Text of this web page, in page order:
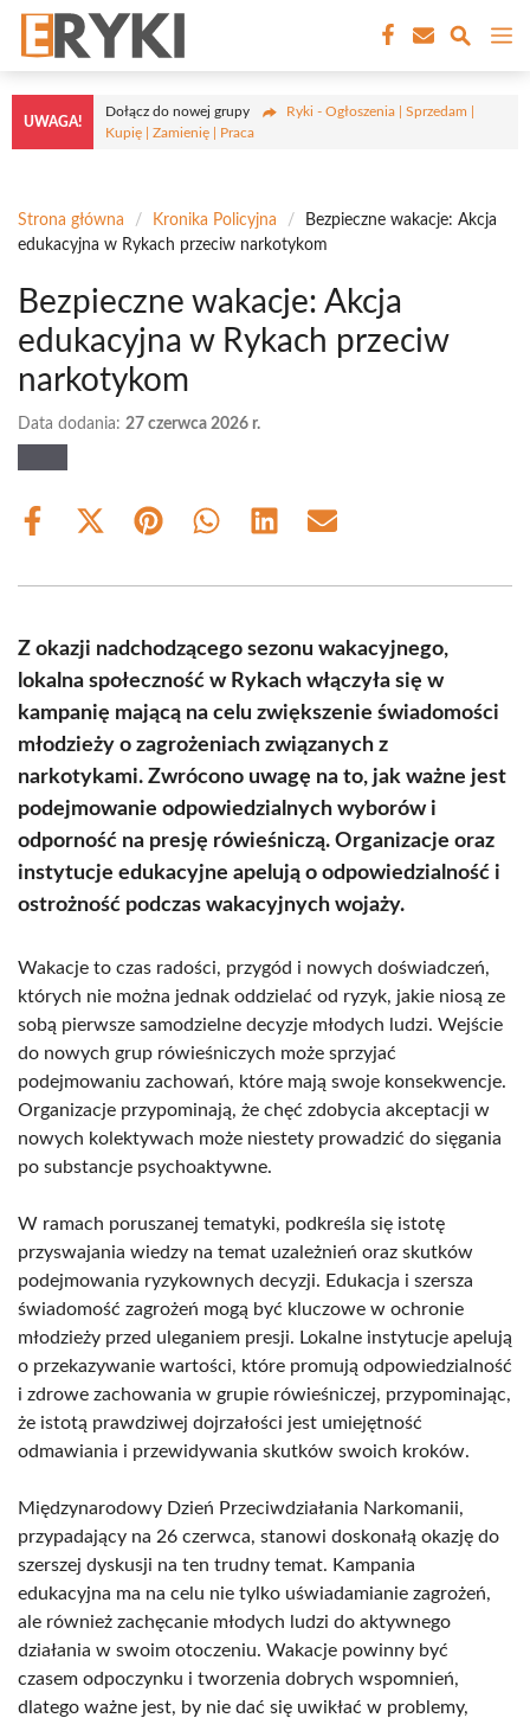
Przejdź
treści
UWAGA!
Dołącz do nowej grupy
Ryki - Ogłoszenia | Sprzedam |
Kupię | Zamienię | Praca
Strona główna / Kronika Policyjna /
Bezpieczne wakacje: Akcja
edukacyjna w Rykach przeciw narkotykom
Bezpieczne wakacje: Akcja
edukacyjna w Rykach przeciw
narkotykom
Data dodania: 27 czerwca 2026 r.
Share
Share
(Twitter)
Share Share Share Share
Z okazji nadchodzącego sezonu wakacyjnego,
lokalna społeczność w Rykach włączyła się w
kampanię mającą na celu zwiększenie świadomości
młodzieży o zagrożeniach związanych z
narkotykami. Zwrócono uwagę na to, jak ważne jest
podejmowanie odpowiedzialnych wyborów i
odporność na presję rówieśniczą. Organizacje oraz
instytucje edukacyjne apelują o odpowiedzialność i
ostrożność podczas wakacyjnych wojaży.
Wakacje to czas radości, przygód i nowych doświadczeń,
których nie można jednak oddzielać od ryzyk, jakie niosą ze
sobą pierwsze samodzielne decyzje młodych ludzi. Wejście
do nowych grup rówieśniczych może sprzyjać
podejmowaniu zachowań, które mają swoje konsekwencje.
Organizacje przypominają, że chęć zdobycia akceptacji w
nowych kolektywach może niestety prowadzić do sięgania
po substancje psychoaktywne.
W ramach poruszanej tematyki, podkreśla się istotę
przyswajania wiedzy na temat uzależnień oraz skutków
podejmowania ryzykownych decyzji. Edukacja i szersza
świadomość zagrożeń mogą być kluczowe w ochronie
młodzieży przed uleganiem presji. Lokalne instytucje apelują
o przekazywanie wartości, które promują odpowiedzialność
i zdrowe zachowania w grupie rówieśniczej, przypominając,
że istotą prawdziwej dojrzałości jest umiejętność
odmawiania i przewidywania skutków swoich kroków.
Międzynarodowy Dzień Przeciwdziałania Narkomanii,
przypadający na 26 czerwca, stanowi doskonałą okazję do
szerszej dyskusji na ten trudny temat. Kampania
edukacyjna ma na celu nie tylko uświadamianie zagrożeń,
ale również zachęcanie młodych ludzi do aktywnego
działania w swoim otoczeniu. Wakacje powinny być
czasem odpoczynku i tworzenia dobrych wspomnień,
dlatego ważne jest, by nie dać się uwikłać w problemy,